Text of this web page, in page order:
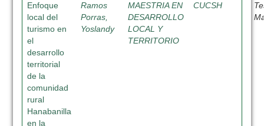
Enfoque
local del
turismo en
el
desarrollo
territorial
de la
comunidad
rural
Hanabanilla
en la
Ramos
Porras,
Yoslandy
MAESTRIA EN
DESARROLLO
LOCAL Y
TERRITORIO
CUCSH